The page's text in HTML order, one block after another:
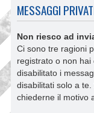
MESSAGGI
Non riesco ad
Ci sono tre ragioni
registrato o non hai
disabilitato i
disabilitati solo a te.
chiederne il motivo